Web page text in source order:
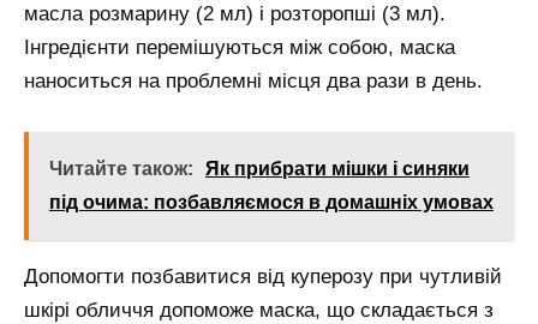
масла розмарину (2 мл) і розторопші (3 мл).
Інгредієнти перемішуються між собою, маска
наноситься на проблемні місця два рази в день.
Читайте також:
Як прибрати мішки і синяки
під очима: позбавляємося в домашніх умовах
Допомогти позбавитися від куперозу при чутливій
шкірі обличчя допоможе маска, що складається з